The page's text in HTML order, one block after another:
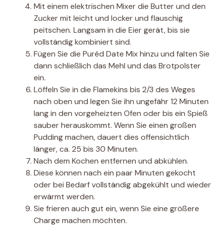
Mit einem elektrischen Mixer die Butter und den
Zucker mit leicht und locker und flauschig
peitschen. Langsam in die Eier gerät, bis sie
vollständig kombiniert sind.
Fügen Sie die Puréd Date Mix hinzu und falten Sie
dann schließlich das Mehl und das Brotpolster
ein.
Löffeln Sie in die Flamekins bis 2/3 des Weges
nach oben und legen Sie ihn ungefähr 12 Minuten
lang in den vorgeheizten Ofen oder bis ein Spieß
sauber herauskommt. Wenn Sie einen großen
Pudding machen, dauert dies offensichtlich
länger, ca. 25 bis 30 Minuten.
Nach dem Kochen entfernen und abkühlen.
Diese können nach ein paar Minuten gekocht
oder bei Bedarf vollständig abgekühlt und wieder
erwärmt werden.
Sie frieren auch gut ein, wenn Sie eine größere
Charge machen möchten.